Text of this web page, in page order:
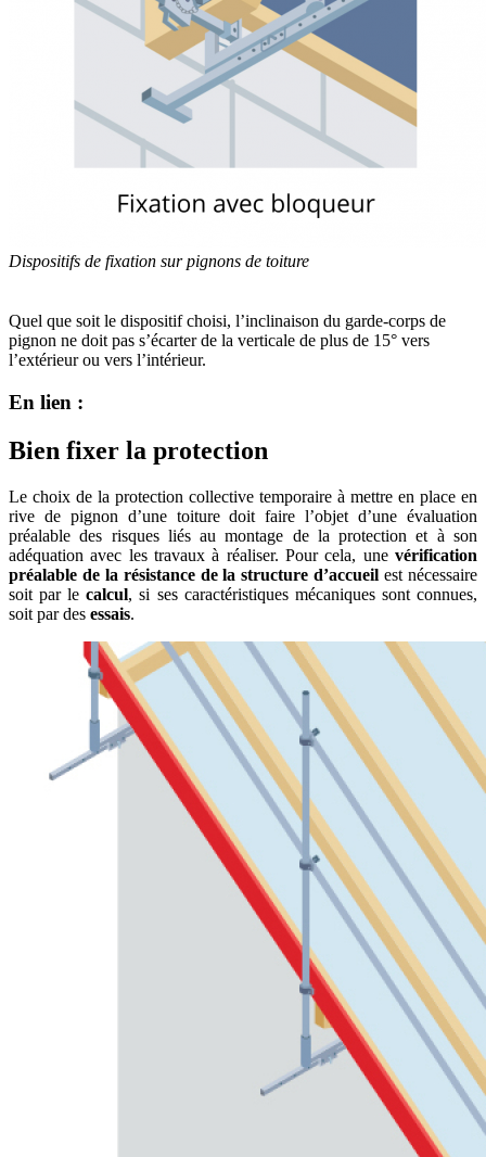
Dispositifs de fixation sur pignons de toiture
Quel que soit le dispositif choisi, l’inclinaison du garde-corps de
pignon ne doit pas s’écarter de la verticale de plus de 15° vers
l’extérieur ou vers l’intérieur.
En lien :
Bien fixer la protection
Le choix de la protection collective temporaire à mettre en place en
rive de pignon d’une toiture doit faire l’objet d’une évaluation
préalable des risques liés au montage de la protection et à son
adéquation avec les travaux à réaliser. Pour cela, une vérification
préalable de la résistance de la structure d’accueilest nécessaire
soit par lecalcul, si ses caractéristiques mécaniques sont connues,
soit par des essais.